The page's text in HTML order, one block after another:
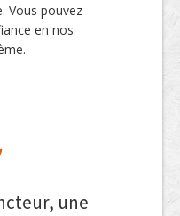
Vous pouvez
en nos
une